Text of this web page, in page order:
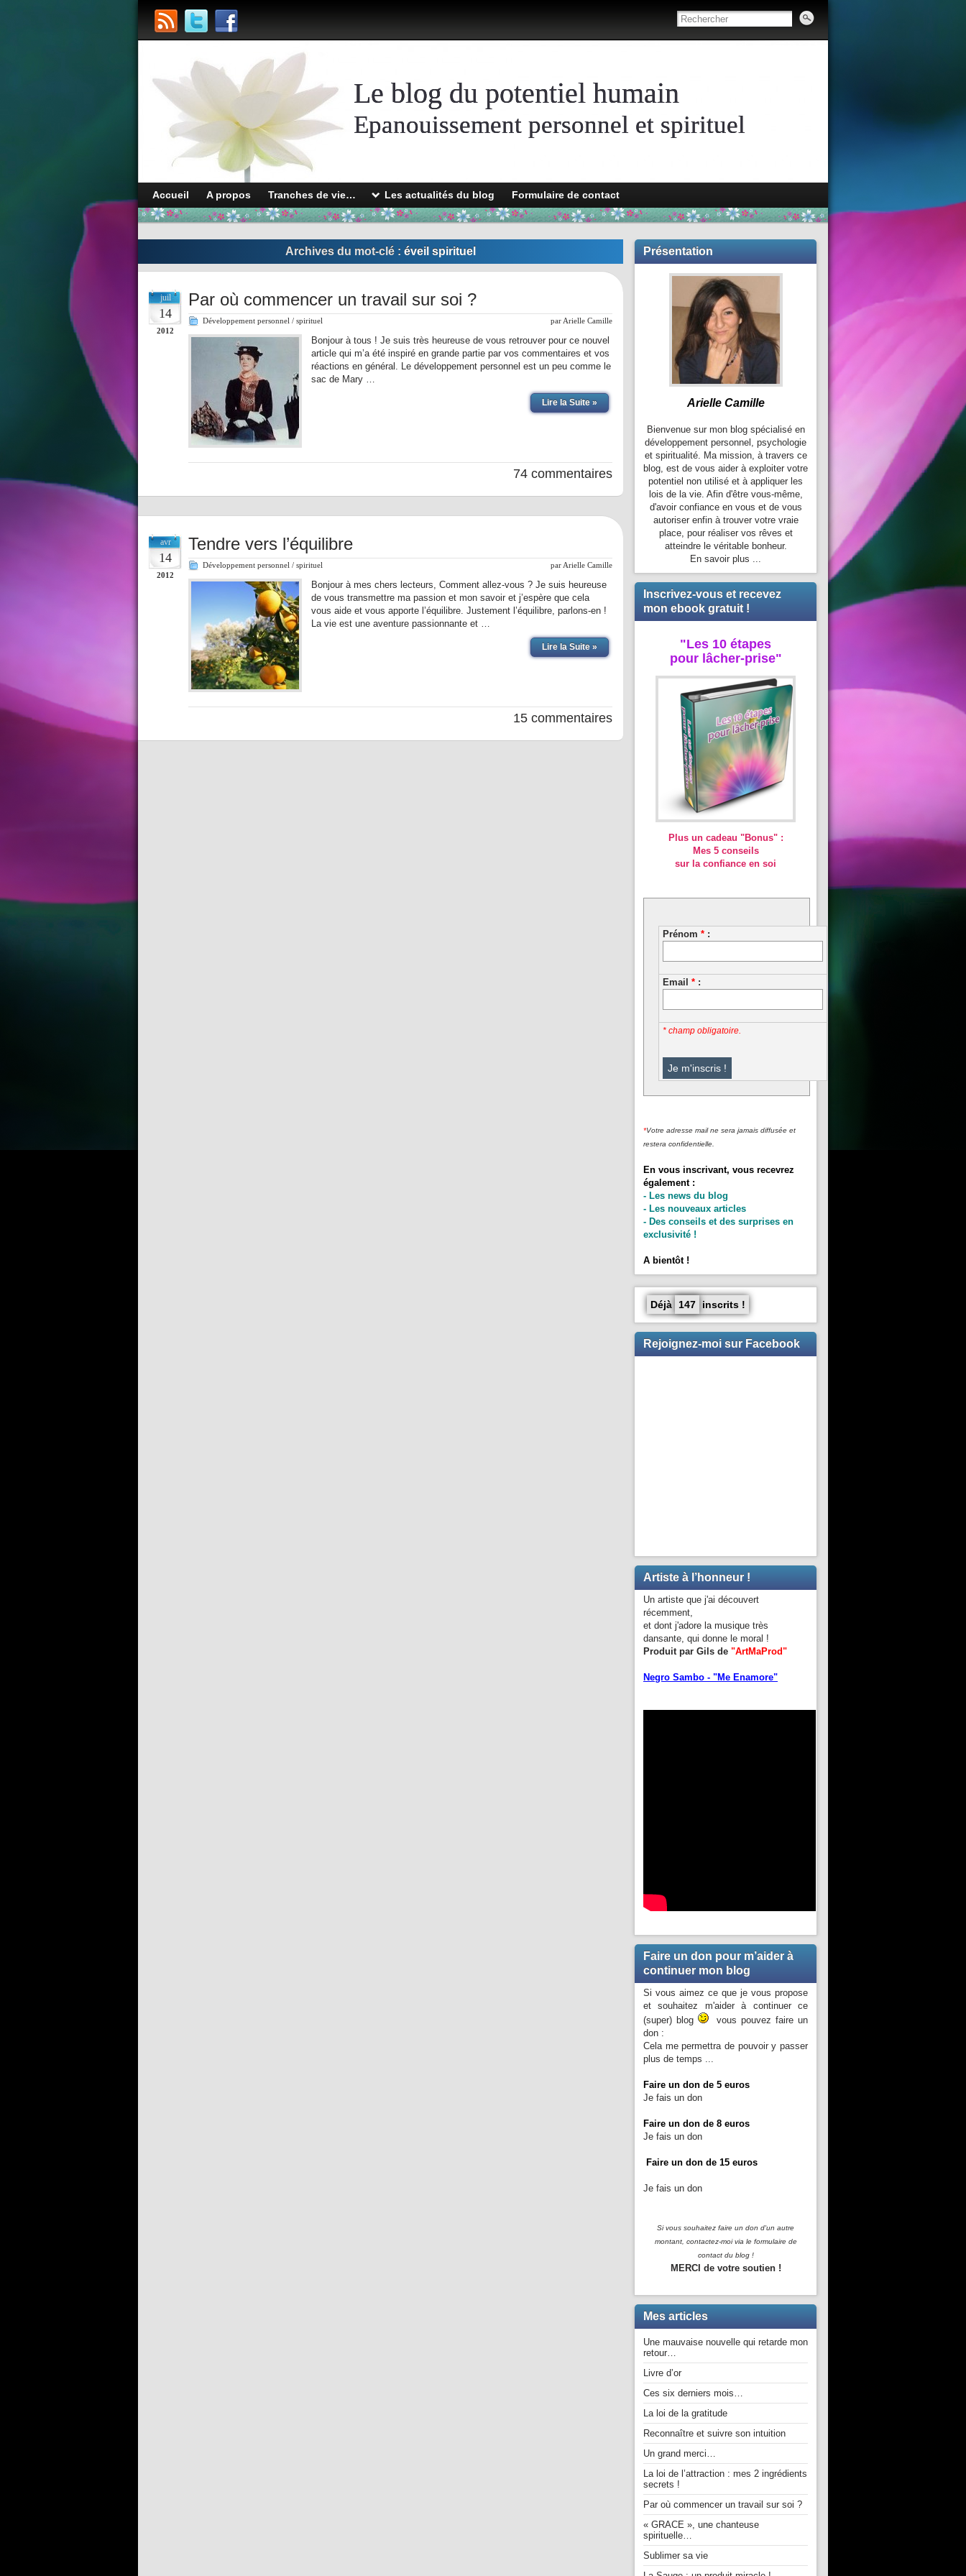
Le blog du potentiel humain
Epanouissement personnel et spirituel
Accueil A propos Tranches de vie… Les actualités du blog Formulaire de contact
Archives du mot-clé : éveil spirituel
juil
14
2012
Par où commencer un travail sur soi ?
Développement personnel / spirituel par Arielle Camille
Bonjour à tous ! Je suis très heureuse de vous retrouver pour ce nouvel
article qui m’a été inspiré en grande partie par vos commentaires et vos
réactions en général. Le développement personnel est un peu comme le
sac de Mary …
Lire la Suite »
74 commentaires
avr
14
2012
Tendre vers l’équilibre
Développement personnel / spirituel par Arielle Camille
Bonjour à mes chers lecteurs, Comment allez-vous ? Je suis heureuse
de vous transmettre ma passion et mon savoir et j’espère que cela
vous aide et vous apporte l’équilibre. Justement l’équilibre, parlons-en !
La vie est une aventure passionnante et …
Lire la Suite »
15 commentaires
Présentation
Arielle Camille
Bienvenue sur mon blog spécialisé en
développement personnel, psychologie
et spiritualité. Ma mission, à travers ce
blog, est de vous aider à exploiter votre
potentiel non utilisé et à appliquer les
lois de la vie. Afin d'être vous-même,
d'avoir confiance en vous et de vous
autoriser enfin à trouver votre vraie
place, pour réaliser vos rêves et
atteindre le véritable bonheur.
En savoir plus ...
Inscrivez-vous et recevez
mon ebook gratuit !
"Les 10 étapes
pour lâcher-prise"
Plus un cadeau "Bonus" :
Mes 5 conseils
sur la confiance en soi
Prénom * :
Email * :
* champ obligatoire.
*Votre adresse mail ne sera jamais diffusée et
restera confidentielle.
En vous inscrivant, vous recevrez
également :
- Les news du blog
- Les nouveaux articles
- Des conseils et des surprises en
exclusivité !
A bientôt !
Déjà 147 inscrits !
Rejoignez-moi sur Facebook
Artiste à l’honneur !
Un artiste que j'ai découvert
récemment,
et dont j'adore la musique très
dansante, qui donne le moral !
Produit par Gils de "ArtMaProd"
Negro Sambo - "Me Enamore"
Faire un don pour m’aider à
continuer mon blog
Si vous aimez ce que je vous propose
et souhaitez m'aider à continuer ce
(super) blog
vous pouvez faire un
don :
Cela me permettra de pouvoir y passer
plus de temps ...
Faire un don de 5 euros
Je fais un don
Faire un don de 8 euros
Je fais un don
Faire un don de 15 euros
Je fais un don
Si vous souhaitez faire un don d'un autre
montant, contactez-moivia le formulaire de
contact du blog !
MERCI de votre soutien !
Mes articles
Une mauvaise nouvelle qui retarde mon
retour…
Livre d’or
Ces six derniers mois…
La loi de la gratitude
Reconnaître et suivre son intuition
Un grand merci…
La loi de l’attraction : mes 2 ingrédients
secrets !
Par où commencer un travail sur soi ?
« GRACE », une chanteuse
spirituelle…
Sublimer sa vie